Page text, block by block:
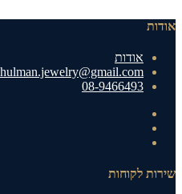
אודות
אודות
08-9466493
שירות לקוחות